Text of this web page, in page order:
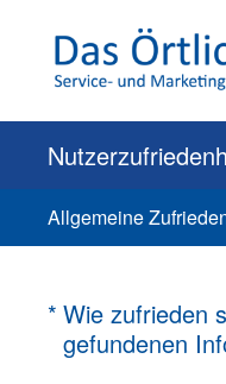
Allgemeine
* Wie zufrieden
gefundenen
(Erforderlich.)